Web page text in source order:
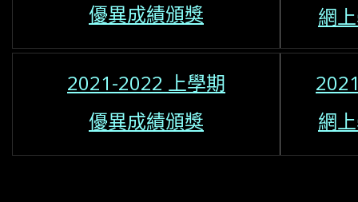
優異成績頒獎
網
2021-2022 上學期
優異成績頒獎
網